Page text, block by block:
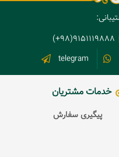
9151119888(98+)
telegram
خدمات مشتریان
پیگیری سفارش